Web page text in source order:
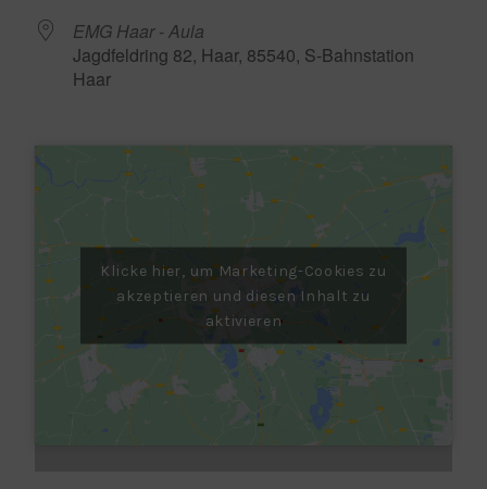
EMG Haar - Aula
Jagdfeldring 82, Haar, 85540, S-Bahnstation
Haar
Klicke hier, um Marketing-Cookies zu
akzeptieren und diesen Inhalt zu
aktivieren